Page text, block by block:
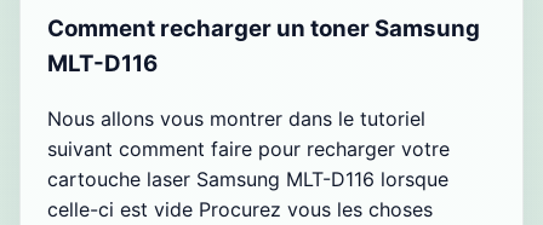
Comment recharger un toner Samsung
MLT-D116
Nous allons vous montrer dans le tutoriel
suivant comment faire pour recharger votre
cartouche laser Samsung MLT-D116 lorsque
celle-ci est vide Procurez vous les choses